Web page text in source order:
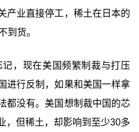
产业直接停工，稀土在日本的
到货。
，现在美国频繁制裁与打压
进行反制，如果和美国一样拿
都没有。美国想制裁中国的芯
，但稀土，却影响到至少30多